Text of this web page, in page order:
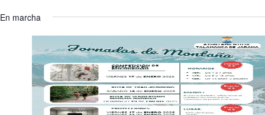
de
Eventos
fecha.
En marcha